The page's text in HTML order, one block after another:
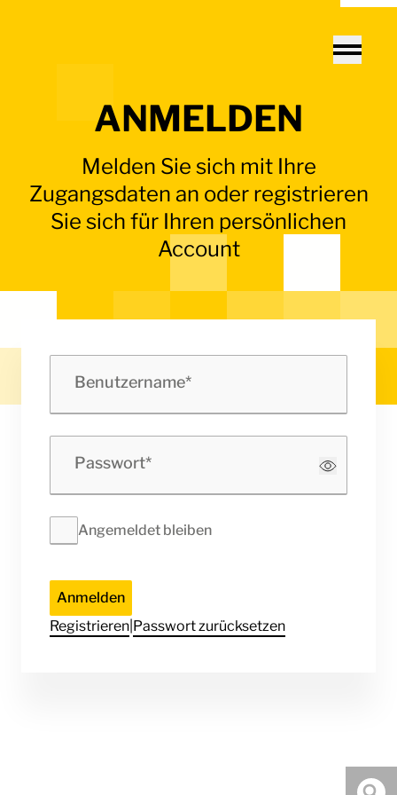
Toggle
ANMELDEN
Melden Sie sich mit Ihre
Zugangsdaten an oder registrieren
Sie sich für Ihren persönlichen
Account
Benutzername
Passwort
Angemeldet bleiben
Anmelden
Registrieren Passwort zurücksetzen